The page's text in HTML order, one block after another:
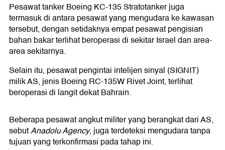
Pesawat tanker Boeing KC-135 Stratotanker juga
termasuk di antara pesawat yang mengudara ke kawasan
tersebut, dengan setidaknya empat pesawat pengisian
bahan bakar terlihat beroperasi di sekitar Israel dan area-
area sekitarnya.
Selain itu, pesawat pengintai intelijen sinyal (SIGNIT)
milik AS, jenis Boeing RC-135W Rivet Joint, terlihat
beroperasi di langit dekat Bahrain.
Beberapa pesawat angkut militer yang berangkat dari AS,
sebutAnadolu Agency, juga terdeteksi mengudara tanpa
tujuan yang terkonfirmasi pada tahap ini.